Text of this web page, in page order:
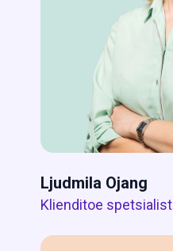
Ljudmila Ojang
Klienditoe spetsialist